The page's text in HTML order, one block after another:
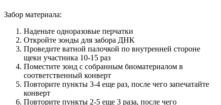
Забор материала:
Наденьте одноразовые перчатки
Откройте зонды для забора ДНК
Проведите ватной палочкой по внутренней стороне
щеки участника 10-15 раз
Поместите зонд с собранным биоматериалом в
соответственный конверт
Повторите пункты 3-4 еще раз, после чего запечатайте
конверт
Повторите пункты 2-5 еще 3 раза, после чего